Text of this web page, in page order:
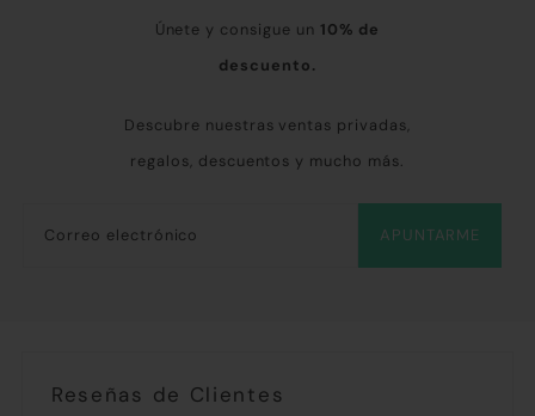
Únete y consigue un 10% de
descuento.
Descubre nuestras ventas privadas,
regalos, descuentos y mucho más.
APUNTARME
Reseñas de Clientes